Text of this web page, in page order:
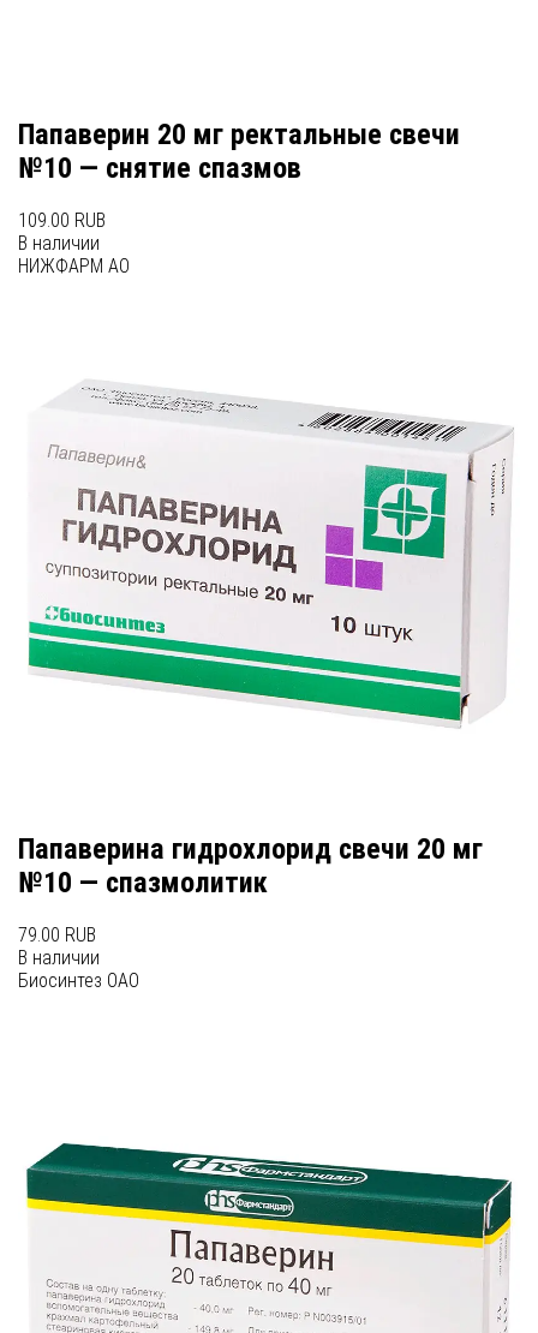
Папаверин 20 мг ректальные свечи
№10 — снятие спазмов
109.00 RUB
В наличии
НИЖФАРМ АО
Папаверина гидрохлорид свечи 20 мг
№10 — спазмолитик
79.00 RUB
В наличии
Биосинтез ОАО